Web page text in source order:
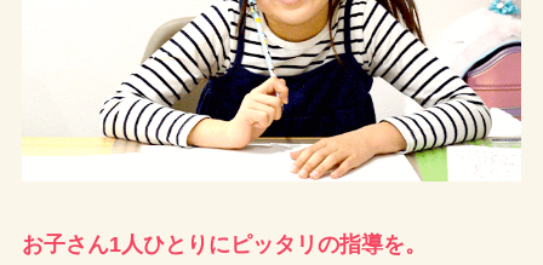
お子さん1人ひとりにピッタリの指導を。